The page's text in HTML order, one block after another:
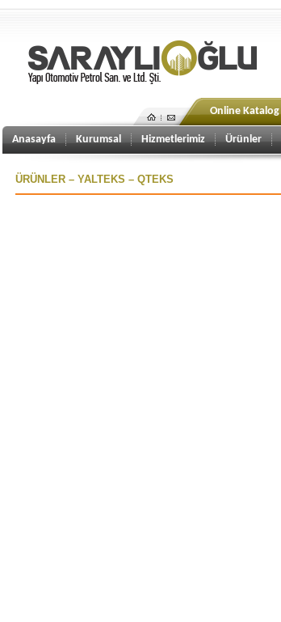
Online Katalog
Anasayfa Kurumsal Hizmetlerimiz Ürünler
ÜRÜNLER – YALTEKS – QTEKS